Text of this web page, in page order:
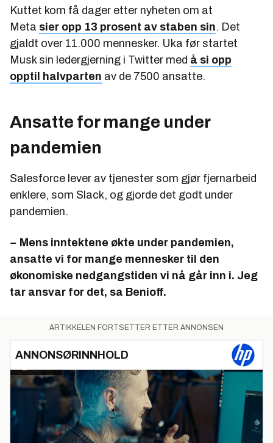
Kuttet kom få dager etter nyheten om at
Meta sier opp 13 prosent av staben sin. Det
gjaldt over 11.000 mennesker. Uka før startet
Musk sin ledergjerning i Twitter med å si opp
opptil halvparten av de 7500 ansatte.
Ansatte for mange under
pandemien
Salesforce lever av tjenester som gjør fjernarbeid
enklere, som Slack, og gjorde det godt under
pandemien.
− Mens inntektene økte under pandemien,
ansatte vi for mange mennesker til den
økonomiske nedgangstiden vi nå går inn i. Jeg
tar ansvar for det, sa Benioff.
ARTIKKELEN FORTSETTER ETTER ANNONSEN
ANNONSØRINNHOLD